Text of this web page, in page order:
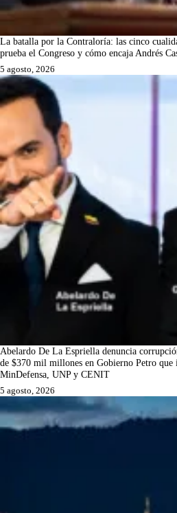
La batalla por la Contraloría: las cinco
prueba el Congreso y cómo encaja Andrés
5 agosto, 2026
Abelardo De La Espriella denuncia
de $370 mil millones en Gobierno Petro que
MinDefensa, UNP y CENIT
5 agosto, 2026